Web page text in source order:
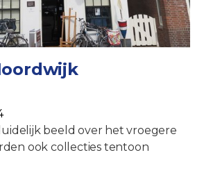
beeld over het vroegere
ook collecties tentoon